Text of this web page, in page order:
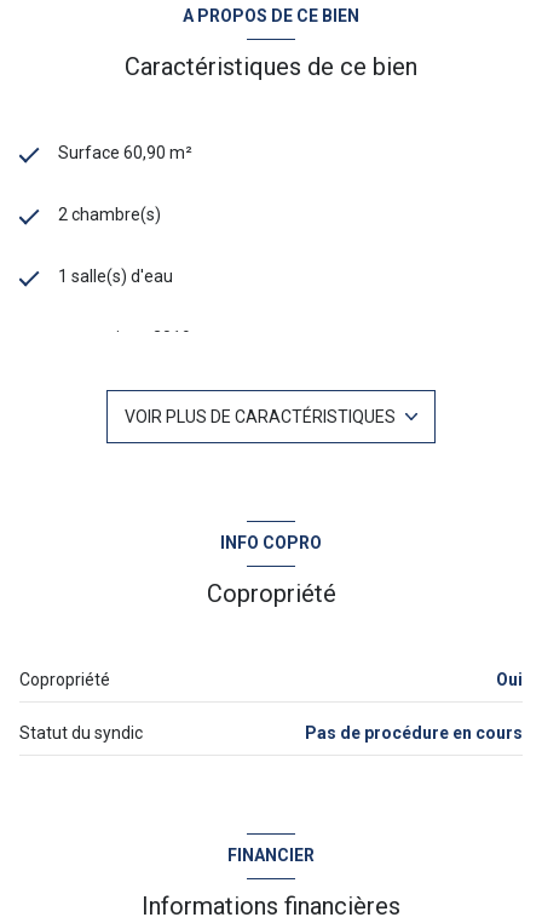
A PROPOS DE CE BIEN
Caractéristiques de ce bien
Surface 60,90 m²
2 chambre(s)
1 salle(s) d'eau
construit en 2019
terrasse
accès handicapé
VOIR PLUS DE CARACTÉRISTIQUES
INFO COPRO
Copropriété
Copropriété Oui
Statut du syndic Pas de procédure en cours
FINANCIER
Informations financières